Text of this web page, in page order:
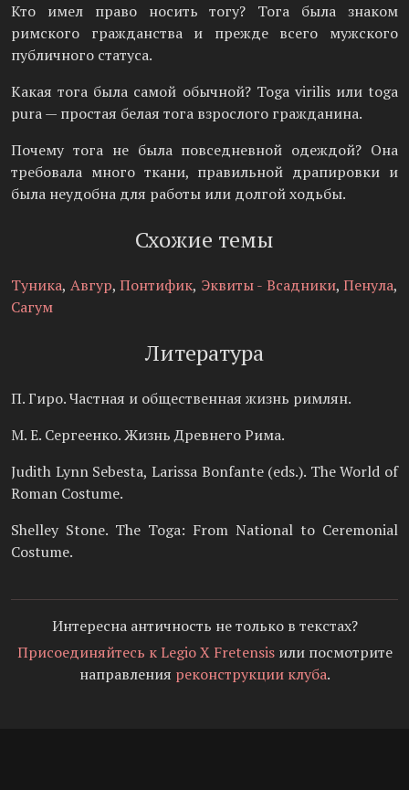
Кто имел право носить тогу? Тога была знаком
римского гражданства и прежде всего мужского
публичного статуса.
Какая тога была самой обычной? Toga virilis или toga
pura — простая белая тога взрослого гражданина.
Почему тога не была повседневной одеждой? Она
требовала много ткани, правильной драпировки и
была неудобна для работы или долгой ходьбы.
Схожие темы
Туника, Авгур, Понтифик, Эквиты - Всадники, Пенула,
Сагум
Литература
П. Гиро. Частная и общественная жизнь римлян.
М. Е. Сергеенко. Жизнь Древнего Рима.
Judith Lynn Sebesta, Larissa Bonfante (eds.). The World of
Roman Costume.
Shelley Stone. The Toga: From National to Ceremonial
Costume.
Интересна античность не только в текстах?
Присоединяйтесь к Legio X Fretensisили посмотрите
направления реконструкции клуба.